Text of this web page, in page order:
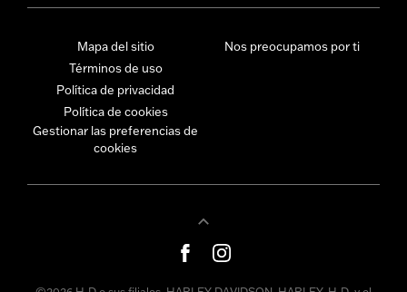
Mapa del sitio
Términos de uso
Política de privacidad
Política de cookies
Gestionar las preferencias de
cookies
Nos preocupamos por ti